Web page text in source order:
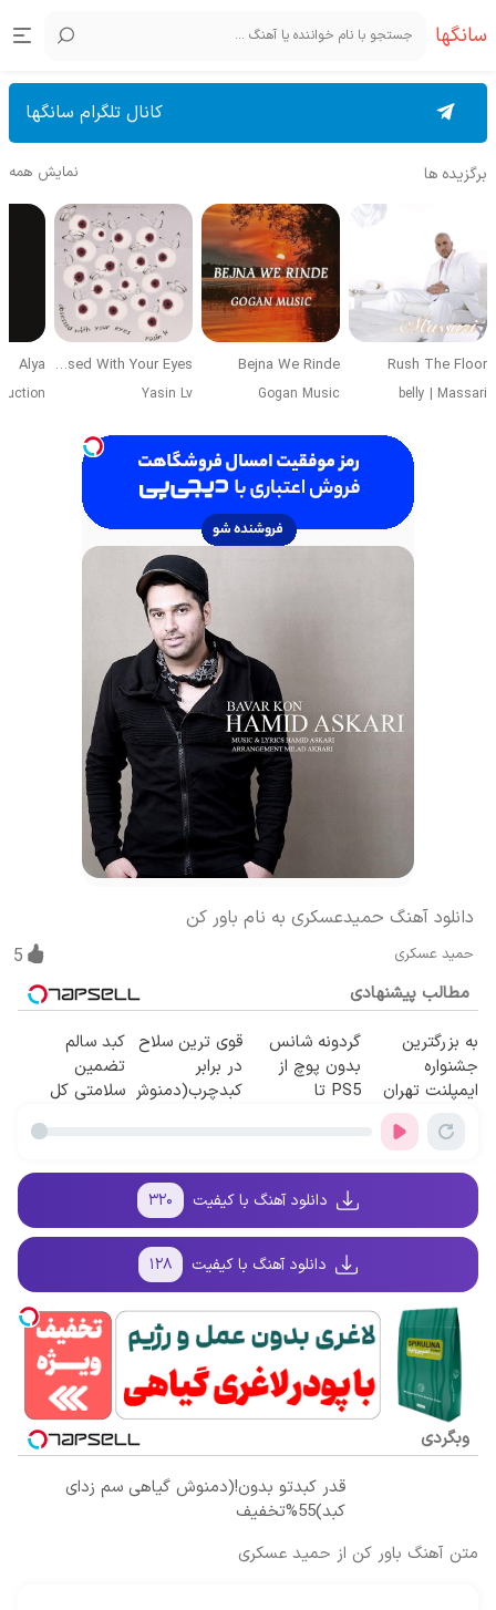
سانگها
کانال تلگرام سانگها
برگزیده ها نمایش همه
Rush The Floor
belly | Massari
Bejna We Rinde
Gogan Music
Obsessed With Your Eyes
Yasin Lv
Alya
دانلود آهنگ حمیدعسکری به نام باور کن
حمید عسکری 5
مطالب پیشنهادی
به بزرگترین
جشنواره
ایمپلنت تهران
سر بزنید ! |
فقط ۲۵ میلیون
گردونه شانس
بدون پوچ از
PS5 تا
قوی ترین سلاح
در برابر
کبدچرب(دمنوش
کبد سالم
تضمین
سلامتی کل
دانلود آهنگ با کیفیت ۳۲۰
دانلود آهنگ با کیفیت ۱۲۸
وبگردی
قدر کبدتو بدون!(دمنوش گیاهی سم زدای
کبد)55%تخفیف
متن آهنگ باور کن از حمید عسکری